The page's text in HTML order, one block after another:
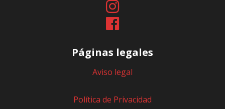
Páginas legales
Aviso legal
Política de Privacidad